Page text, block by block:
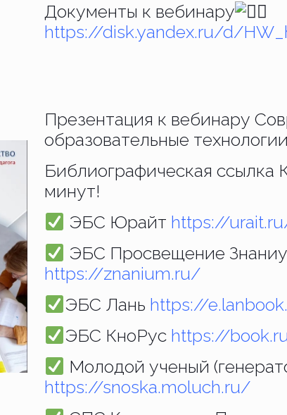
Документы к вебинару
https://disk.yandex.ru/d/
Презентация к вебинару
образовательные
Библиографическая ссылка
минут!
ЭБС Юрайт https://
ЭБС Просвещение
https://znanium.ru/
ЭБС Лань https://
ЭБС КноРус https://
Молодой ученый
https://snoska.moluch.ru/